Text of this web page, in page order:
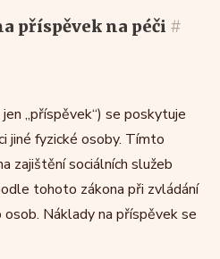
příspěvek na péči #
„příspěvek“) se poskytuje
jiné fyzické osoby. Tímto
zajištění sociálních služeb
tohoto zákona při zvládání
Náklady na příspěvek se